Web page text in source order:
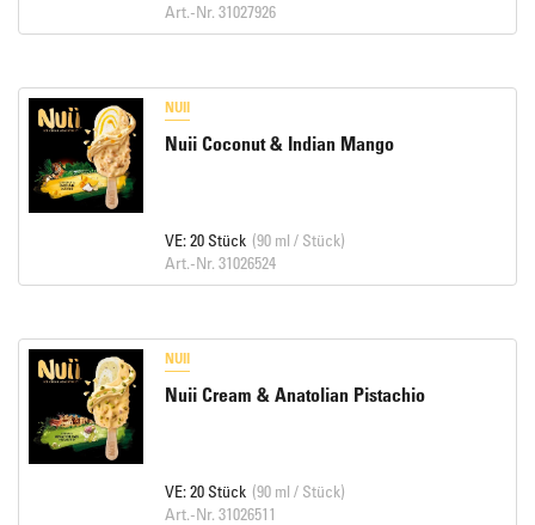
Art.-Nr. 31027926
NUII
Nuii Coconut & Indian Mango
VE: 20 Stück (90 ml / Stück)
Art.-Nr. 31026524
NUII
Nuii Cream & Anatolian Pistachio
VE: 20 Stück (90 ml / Stück)
Art.-Nr. 31026511